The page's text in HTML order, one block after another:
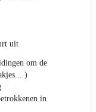
uit
om de
)
in